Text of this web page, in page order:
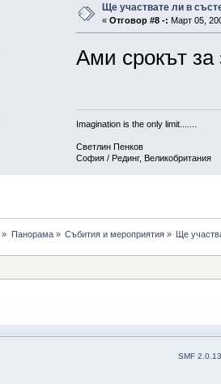
Ще участвате ли в
« Отговор #8 -: Март 05,
Ами срокът за
Imagination is the only limit.......
Светлин Пенков
София / Рединг, Великобритания
» Панорама» Събития и мероприятия» Ще
SMF 2.0.13